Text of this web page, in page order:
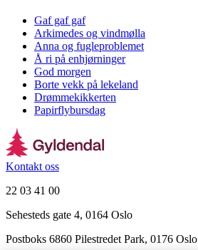
Gaf gaf gaf
Arkimedes og vindmølla
Anna og fugleproblemet
Å ri på enhjørninger
God morgen
Borte vekk på lekeland
Drømmekikkerten
Papirflybursdag
Kontakt oss
22 03 41 00
Sehesteds gate 4, 0164 Oslo
Postboks 6860 Pilestredet Park, 0176 Oslo